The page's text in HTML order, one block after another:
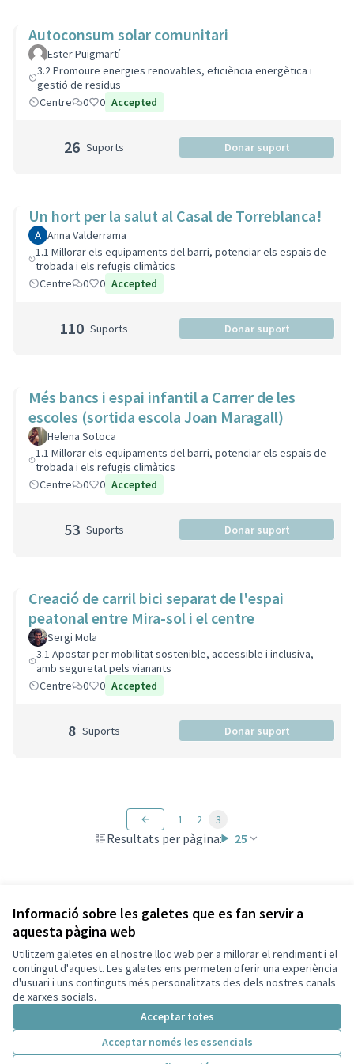
Informació sobre les galetes que es fan servir a
aquesta pàgina web
Utilitzem galetes en el nostre lloc web per a millorar el rendiment i el
contingut d'aquest. Les galetes ens permeten oferir una experiència
d'usuari i uns continguts més personalitzats des dels nostres canals
de xarxes socials.
Acceptar totes
Acceptar només les essencials
Autoconsum solar comunitari
Ester Puigmartí
3.2 Promoure energies renovables, eficiència energètica i
gestió de residus
Centre
0 0 Accepted
26 Suports Donar suport
Un hort per la salut al Casal de Torreblanca!
Anna Valderrama
1.1 Millorar els equipaments del barri, potenciar els espais de
trobada i els refugis climàtics
Centre
0 0 Accepted
110 Suports Donar suport
Més bancs i espai infantil a Carrer de les
escoles (sortida escola Joan Maragall)
Helena Sotoca
1.1 Millorar els equipaments del barri, potenciar els espais de
trobada i els refugis climàtics
Centre
0 0 Accepted
53 Suports Donar suport
Creació de carril bici separat de l'espai
peatonal entre Mira-sol i el centre
Sergi Mola
3.1 Apostar per mobilitat sostenible, accessible i inclusiva,
amb seguretat pels vianants
Centre
0 0 Accepted
8 Suports Donar suport
Resultats per pàgina: 25
1 2 3
Veure totes les propostes retirades
Termes i condicions d'ús
Configuració de les galetes
Decidim Sant Cugat a X
(Enllaç extern)
Decidim Sant Cugat a Facebook
Decidim Sant Cugat a Instagram
Decidim Sant Cugat a GitHub
(Enllaç extern)
Amb
(Enllaç